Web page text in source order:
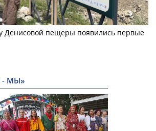
Денисовой пещеры появились первые
- МЫ»